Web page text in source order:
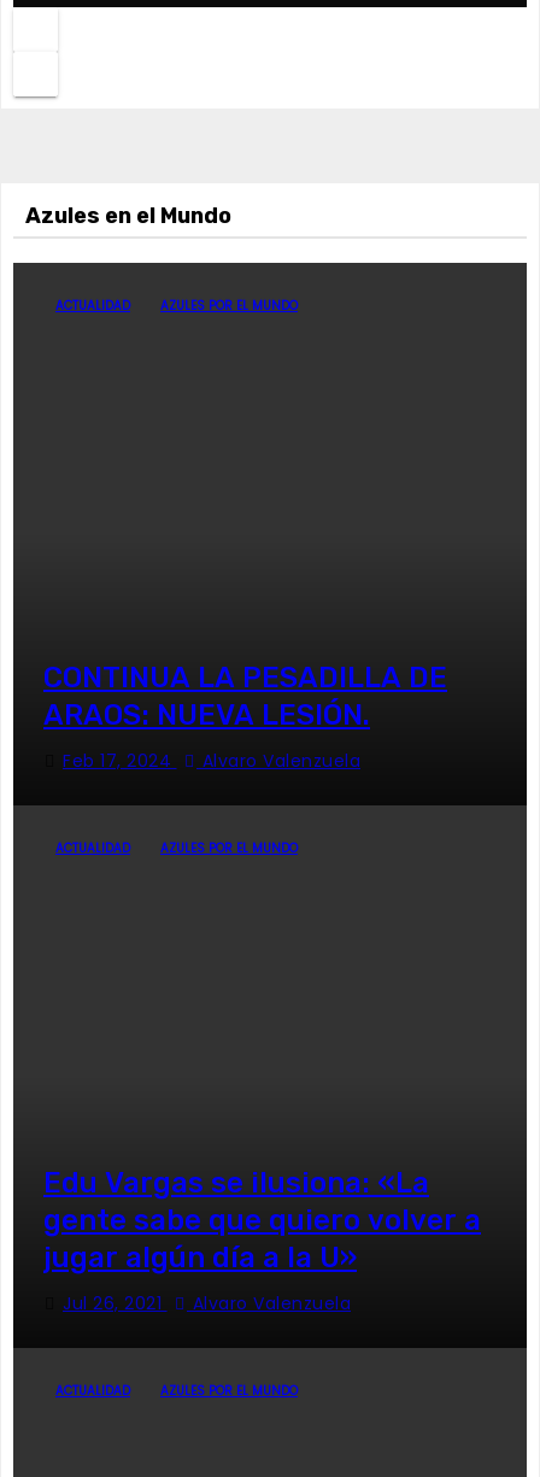
Azules en el Mundo
ACTUALIDAD AZULES POR EL MUNDO
CONTINUA LA PESADILLA DE
ARAOS: NUEVA LESIÓN.
Feb 17, 2024 Alvaro Valenzuela
ACTUALIDAD AZULES POR EL MUNDO
Edu Vargas se ilusiona: «La
gente sabe que quiero volver a
jugar algún día a la U»
Jul 26, 2021 Alvaro Valenzuela
ACTUALIDAD AZULES POR EL MUNDO